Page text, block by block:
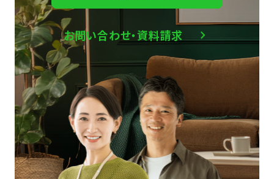
お問い合わせ・資料請求